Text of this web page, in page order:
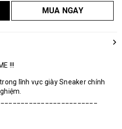
MUA NGAY
!!!
lĩnh vực giày Sneaker chính